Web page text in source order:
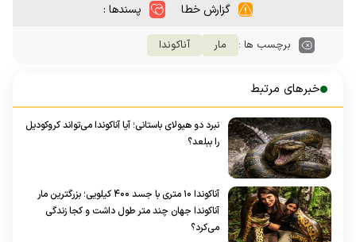
گزارش خطا پسندها :
برچسب ها : مار آناکوندا
خبرهای مرتبط
نبرد دو هیولای باستانی؛ آیا آناکوندا می‌تواند کروکودیل
را ببلعد؟
آناکوندا ۱۰ متری با جسد ۴۰۰ کیلویی؛ بزرگترین مار
آناکوندا جهان چند متر طول داشت و کجا زندگی
می‌کرد؟